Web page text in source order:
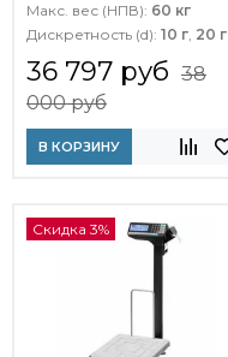
Макс. вес (НПВ): 60 кг
Дискретность (d): 10 г, 20 г
36 797 руб 38
000 руб
В КОРЗИНУ
Скидка 3%